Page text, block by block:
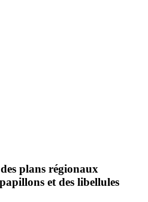
plans régionaux
et des libellules